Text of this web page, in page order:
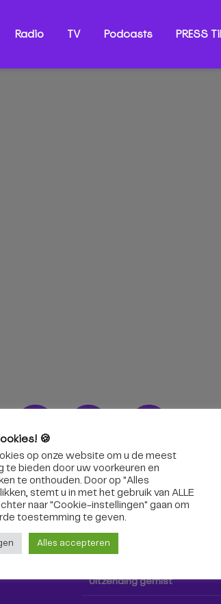
Radio TV Podcasts PRESS
hier,
Radio & TV
Kijk tv
Radio
TV-gids
Uitzending gemist
🍪
op onze website om u de meest
te bieden door uw voorkeuren en
te onthouden. Door op "Alles
stemt u in met het gebruik van ALLE
naar "Cookie-instellingen" gaan om
toestemming te geven.
Alles accepteren